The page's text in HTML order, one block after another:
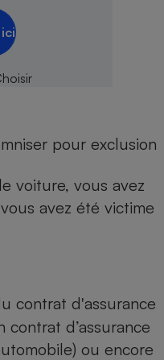
pour exclusion
voiture, vous avez
avez été victime
contrat d'assurance
contrat d’assurance
ou encore